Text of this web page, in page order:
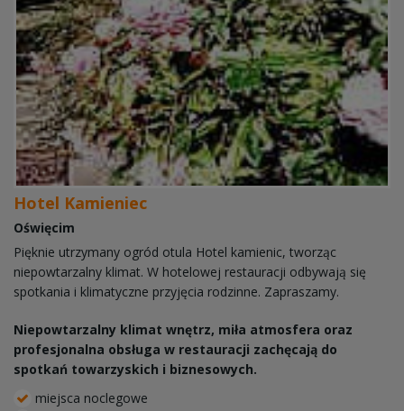
Hotel Kamieniec
Oświęcim
Pięknie utrzymany ogród otula Hotel kamienic, tworząc
niepowtarzalny klimat. W hotelowej restauracji odbywają się
spotkania i klimatyczne przyjęcia rodzinne. Zapraszamy.
Niepowtarzalny klimat wnętrz, miła atmosfera oraz
profesjonalna obsługa w restauracji zachęcają do
spotkań towarzyskich i biznesowych.
miejsca noclegowe